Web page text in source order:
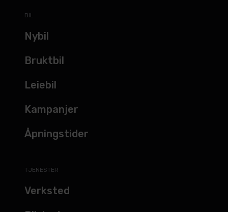
BIL
Nybil
Bruktbil
Leiebil
Kampanjer
Åpningstider
TJENESTER
Verksted